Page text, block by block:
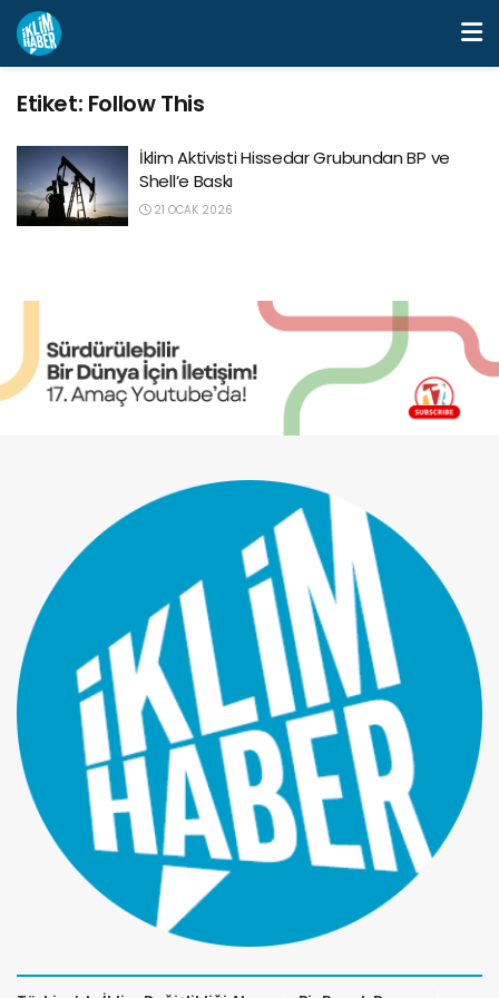
Etiket: Follow This
İklim Aktivisti Hissedar Grubundan BP ve
Shell’e Baskı
21 OCAK 2026